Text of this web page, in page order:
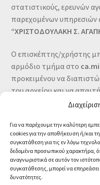
Για να παρέχουμε την καλύτερη
cookies για την αποθήκευση ή/και
συγκατάθεση για τις εν λόγω
δεδομένα προσωπικού χαρακτήρα,
αναγνωριστικά σε αυτόν τον
συγκατάθεσης, μπορεί να επηρεάσει
δυνατότητες.
στατιστικούς, ερευνών
παρεχομένων υπηρεσιών
“ΧΡΙΣΤΟΔΟΥΛΑΚΗ Σ.
Ο επισκέπτης/χρήστης
αρμόδιο τμήμα στο
προκειμένου να
του αρχείου και να
αλλαγή του ή τη